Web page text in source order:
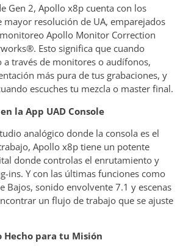
Gen 2, Apollo x8p cuenta con los
resolución de UA, emparejados
Apollo Monitor Correction
Esto significa que cuando
a través de monitores o audífonos,
más pura de tus grabaciones, y
escuches tu mezcla o master final.
la App UAD Console
analógico donde la consola es el
Apollo x8p tiene un potente
donde controlas el enrutamiento y
ins. Y con las últimas funciones como
Bajos, sonido envolvente 7.1 y escenas
un flujo de trabajo que se ajuste
Hecho para tu Misión